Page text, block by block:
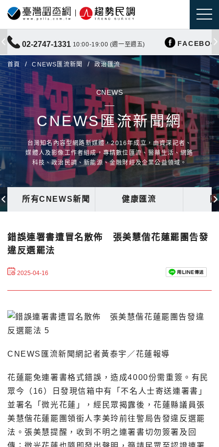
02-2747-1331 10:00-19:00 (週一至週五)
首頁 CNEWS匯流新聞 政治匯流
CNEWS
CNEWS匯流新聞網
台灣知名內容型網路新媒體，2016年成立，由資深記者、
媒體人及影像工作者組成，專精數位匯流、醫藥生活、網路
科技、政治民調、新能源、金融財經及企業公益領域。
所有CNEWS新聞 健康匯流
錯誤連署書遭冒名散佈 張美慧偕花蓮罷團告發
違反選罷法
2025-04-16
CNEWS匯流新聞網記者黃泰宇／花蓮報導
花蓮罷免連署書格式錯誤，造成4000份需重簽。有民
眾今（16）日發現信箱中有「不名人士寄送連署書」
並署名「微光花蓮」，經民眾揭露後，花蓮縣議員張
美慧偕花蓮罷團領銜人李美玲前往警局告發違反選罷
法。張美慧提醒，收到不明之連署書切勿簽署及回